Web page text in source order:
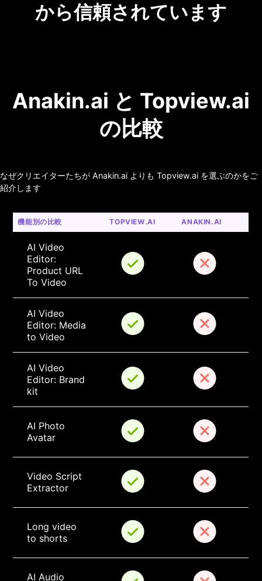
から信頼されています
Anakin.ai と Topview.ai
の比較
なぜクリエイターたちが Anakin.ai よりも Topview.ai を選ぶのかをご
紹介します
機能別の比較 TOPVIEW.AI ANAKIN.AI
AI Video
Editor:
Product URL
To Video
AI Video
Editor: Media
to Video
AI Video
Editor: Brand
kit
AI Photo
Avatar
Video Script
Extractor
Long video
to shorts
AI Audio